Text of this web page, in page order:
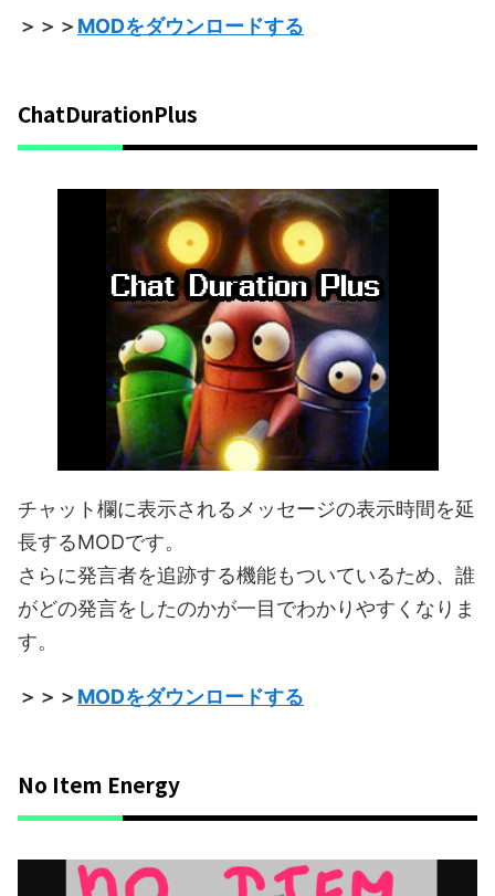
＞＞＞MODをダウンロードする
ChatDurationPlus
チャット欄に表示されるメッセージの表示時間を延
長するMODです。
さらに発言者を追跡する機能もついているため、誰
がどの発言をしたのかが一目でわかりやすくなりま
す。
＞＞＞MODをダウンロードする
No Item Energy